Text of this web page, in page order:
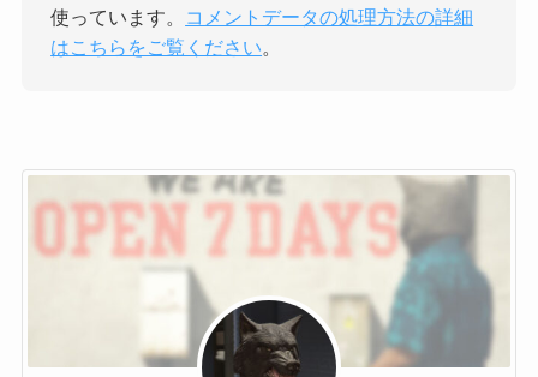
使っています。
コメントデータの処理方法の詳細
はこちらをご覧ください。